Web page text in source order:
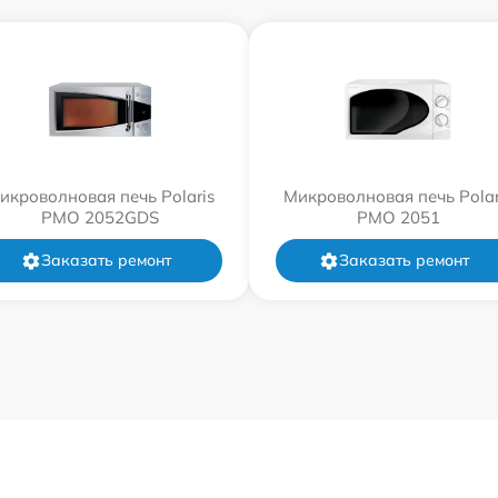
печь Polaris
PMO 2052GDS
Заказать ремонт
Микроволновая печь
PMO 2051
Заказать ремонт